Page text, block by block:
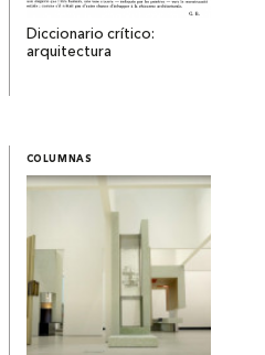
Diccionario crítico:
arquitectura
COLUMNAS